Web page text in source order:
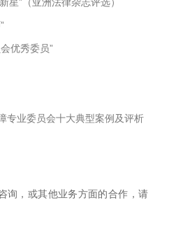
优秀委员”
专业委员会十大典型案例及评析
询，或其他业务方面的合作，请